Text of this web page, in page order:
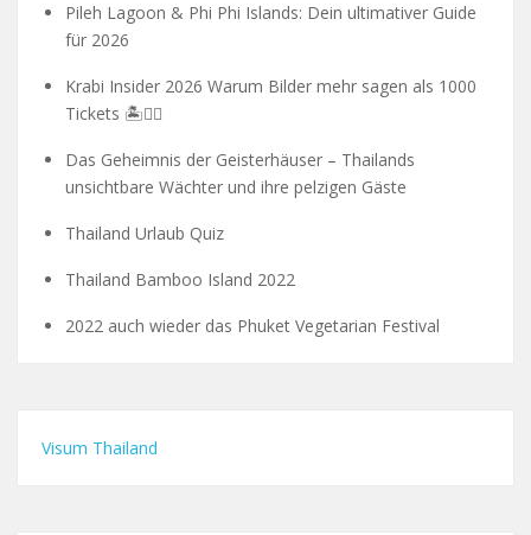
Pileh Lagoon & Phi Phi Islands: Dein ultimativer Guide
für 2026
Krabi Insider 2026 Warum Bilder mehr sagen als 1000
Tickets 🏝️🧗‍♂️
Das Geheimnis der Geisterhäuser – Thailands
unsichtbare Wächter und ihre pelzigen Gäste
Thailand Urlaub Quiz
Thailand Bamboo Island 2022
2022 auch wieder das Phuket Vegetarian Festival
Visum Thailand